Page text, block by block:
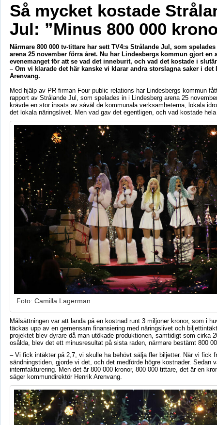
Så mycket kostade
Jul: ”Minus 800 000
Närmare 800 000 tv-tittare har sett TV4:s Strålande Jul, som
arena 25 november förra året. Nu har Lindesbergs kommun gjort en
evenemanget för att se vad det inneburit, och vad det kostade i
– Om vi klarade det här kanske vi klarar andra storslagna saker i det
Arenvang.
Med hjälp av PR-firman Four public relations har Lindesbergs kommun
rapport av Strålande Jul, som spelades in i Lindesberg arena 25
krävde en stor insats av såväl de kommunala verksamheterna, lokala
det lokala näringslivet. Men vad gav det egentligen, och vad kostade
Foto: Camilla Lagerman
Målsättningen var att landa på en kostnad runt 3 miljoner kronor, som i
täckas upp av en gemensam finansiering med näringslivet och
projektet blev dyrare då man utökade produktionen, samtidigt som cirka
osålda, blev det ett minusresultat på sista raden, närmare bestämt 800
– Vi fick intäkter på 2,7, vi skulle ha behövt sälja fler biljetter. När vi fick
sändningstiden, gjorde vi det, och det medförde högre kostnader. Sedan
internfakturering. Men det är 800 000 kronor, 800 000 tittare, det är en
säger kommundirektör Henrik Arenvang.